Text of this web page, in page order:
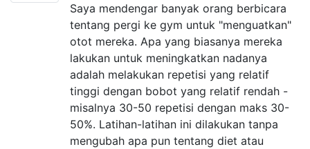
Saya mendengar banyak orang berbicara
tentang pergi ke gym untuk "menguatkan"
otot mereka. Apa yang biasanya mereka
lakukan untuk meningkatkan nadanya
adalah melakukan repetisi yang relatif
tinggi dengan bobot yang relatif rendah -
misalnya 30-50 repetisi dengan maks 30-
50%. Latihan-latihan ini dilakukan tanpa
mengubah apa pun tentang diet atau